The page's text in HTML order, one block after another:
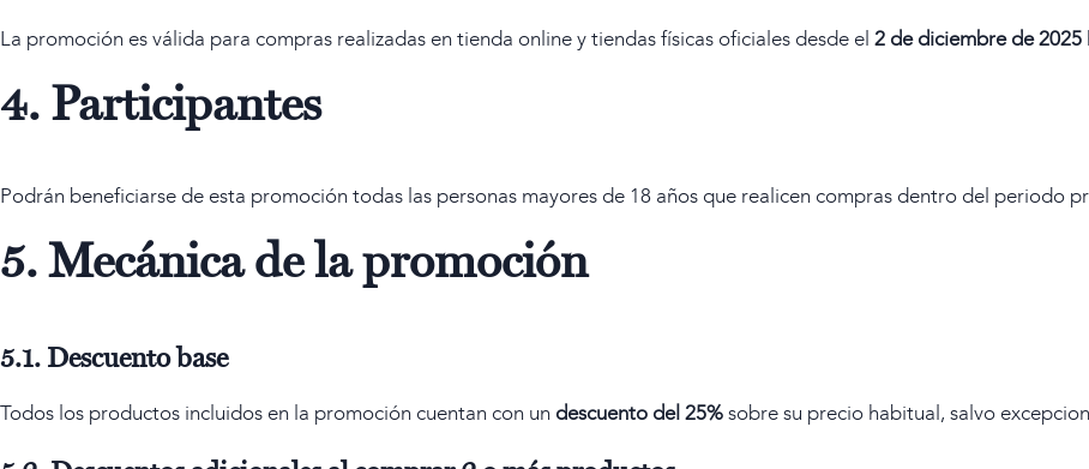
La promoción es válida para compras realizadas en tienda online y tiendas físicas oficiales desde el2 de diciembre de 2025
4. Participantes
Podrán beneficiarse de esta promoción todas las personas mayores de 18 años que realicen compras dentro del periodo
5. Mecánica de la promoción
5.1. Descuento base
Todos los productos incluidos en la promoción cuentan con un descuento del 25%sobre su precio habitual, salvo